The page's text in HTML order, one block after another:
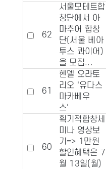
62
서울모테트합
창단에서 아
마추어 합창
단(서울 베아
투스 콰이어)
을 모집...
61
헨델 오라토
리오 '유다스
마카베우
스'
60
획기적합창세
미나 영상보
기=> 1만원
할인혜택은 7
월 13일(월)